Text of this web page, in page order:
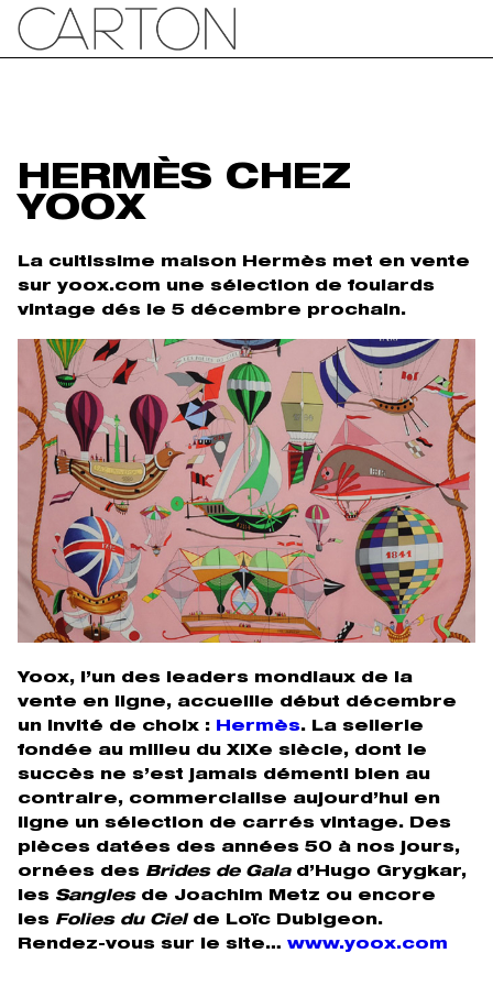
HERMÈS CHEZ
YOOX
La cultissime maison Hermès met en vente
sur yoox.com une sélection de foulards
vintage dés le 5 décembre prochain.
Yoox, l’un des leaders mondiaux de la
vente en ligne, accueille début décembre
un invité de choix :
Hermès. La sellerie
fondée au milieu du XIXe siècle, dont le
succès ne s’est jamais démenti bien au
contraire, commercialise aujourd’hui en
ligne un sélection de carrés vintage. Des
pièces datées des années 50 à nos jours,
ornées des Brides de Galad’Hugo Grygkar,
les Sanglesde Joachim Metz ou encore
les Folies du Cielde Loïc Dubigeon.
Rendez-vous sur le site… www.yoox.com